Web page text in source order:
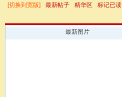
[切换到宽版] 最新帖子 精华区 标记已读
最新图片